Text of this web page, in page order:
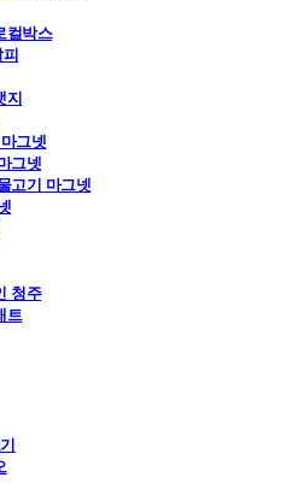
컬박스
지
그넷
그넷
고기 마그넷
청주
트